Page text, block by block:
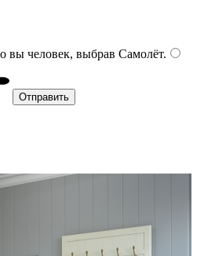
вы человек, выбрав Самолёт.